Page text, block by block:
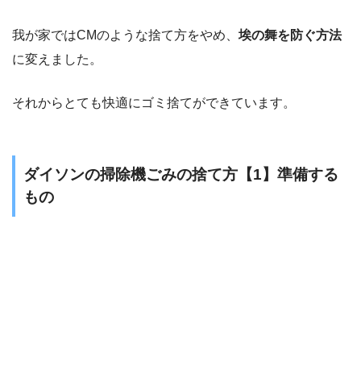
我が家ではCMのような捨て方をやめ、 埃の舞を防ぐ方法
に変えました。
それからとても快適にゴミ捨てができています。
ダイソンの掃除機ごみの捨て方【1】準備する
もの